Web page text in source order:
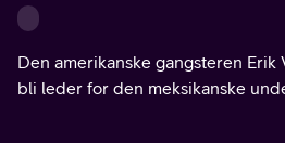
Den amerikanske gangsteren Erik
bli leder for den meksikanske